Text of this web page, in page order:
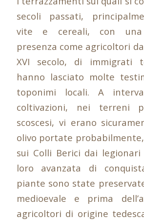
secoli passati,
vite e cereali, con una
presenza come agricoltori
XVI secolo, di immigrati
hanno lasciato molte
toponimi locali. A
coltivazioni, nei terreni
scoscesi, vi erano
olivo portate
sui Colli Berici dai
loro avanzata di
piante sono state
medioevale e prima
agricoltori di origine